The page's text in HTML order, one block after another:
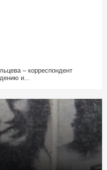
– корреспондент
и...